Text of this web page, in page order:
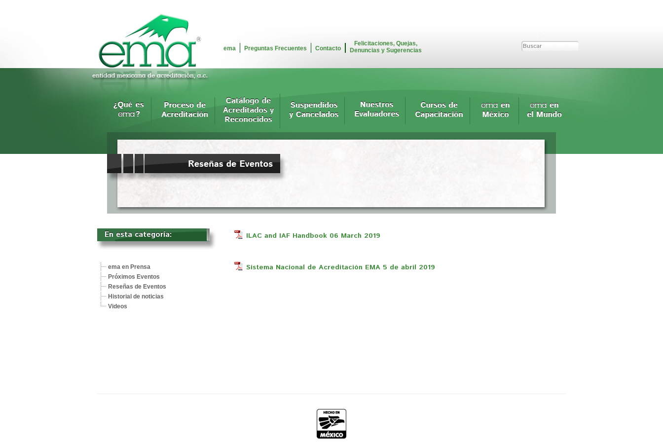
ema Preguntas Frecuentes Contacto
Felicitaciones, Quejas,
Denuncias y Sugerencias
ILAC and IAF Handbook 06 March 2019
Sistema Nacional de Acreditación EMA 5 de abril 2019
En esta categoría:
ema en Prensa
Próximos Eventos
Reseñas de Eventos
Historial de noticias
Videos